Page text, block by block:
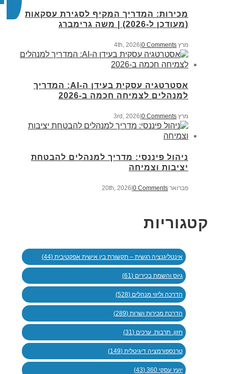
מכירות: המדריך המקיף לסגירת עסקאות
(מעודכן ל-2026) | משה גרימברג
מרץ 4th, 2026 0 Comments
אסטרטגיה עסקית בעידן ה-AI: המדריך
למנהלים לצמיחה חכמה ב-2026
מרץ 3rd, 2026 0 Comments
ניהול פיננסי: מדריך למנהלים להבטחת
יציבות וצמיחה
פברואר 20th, 2026 0 Comments
קטגוריות
אינטליגנציה רגשית – תקשורת בין אישית אפקטיבית (44)
גיוס והשמת בכירים (61)
הדרכה וליווי מנהלים (528)
הדרכת מכירות ושרות (289)
חזון. תרבות. ערכים (31)
טרנספורמציה דיגיטלית (149)
יועץ עסקי 360 (43)